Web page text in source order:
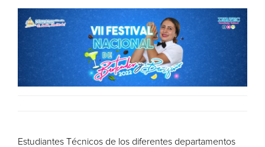
Estudiantes Técnicos de los diferentes departamentos